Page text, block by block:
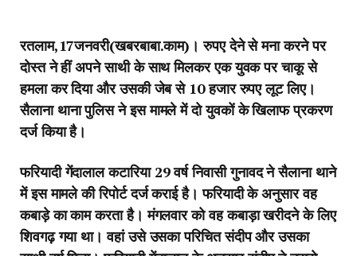
रतलाम,17जनवरी(खबरबाबा.काम)। रुपए देने से मना करने पर
दोस्त ने हीं अपने साथी के साथ मिलकर एक युवक पर चाकू से
हमला कर दिया और उसकी जेब से 10 हजार रुपए लूट लिए।
सैलाना थाना पुलिस ने इस मामले में दो युवकों के खिलाफ प्रकरण
दर्ज किया है।
फरियादी गेंदालाल कटारिया 29 वर्ष निवासी गुनावद ने सैलाना थाने
में इस मामले की रिपोर्ट दर्ज कराई है। फरियादी के अनुसार वह
कबाड़े का काम करता है। मंगलवार को वह कबाड़ा खरीदने के लिए
शिवगढ़ गया था। वहां उसे उसका परिचित संदीप और उसका